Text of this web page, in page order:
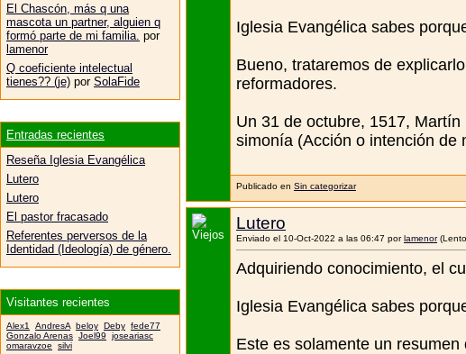
Iglesia Evangélica sabes
Bueno, trataremos de
reformadores.
Un 31 de octubre, 1517,
simonía (Acción o intención de
Publicado en Sin categorizar
Lutero
Enviado el 10-Oct-2022 a las 06:47 porlamenor
Adquiriendo conocimiento, el
Iglesia Evangélica sabes
Este es solamente un
El Chascón, más q una
mascota un partner, alguien q
formó parte de mi familia. por
lamenor
Q coeficiente intelectual
tienes?? (je) por SolaFide
Entradas recientes
Reseña Iglesia Evangélica
Lutero
Lutero
El pastor fracasado
Referentes perversos de la
Identidad (Ideología) de género.
Visitantes recientes
Alex1 AndresA beloy Deby fede77
Gonzalo Arenas Joel99
joseariasc
omaravzoe
silvi